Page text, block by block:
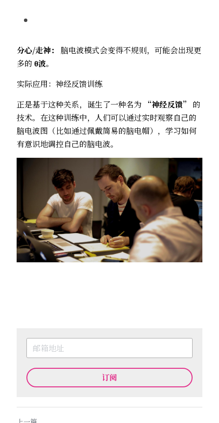
分心/走神：
​ 脑电波模式会变得不规则，可能会出现更
多的 θ波。
实际应用：神经反馈训练
正是基于这种关系，诞生了一种名为
“神经反馈”
​ 的
技术。在这种训练中，人们可以通过实时观察自己的
脑电波图（比如通过佩戴简易的脑电帽），学习如何
有意识地调控自己的脑电波。
订阅